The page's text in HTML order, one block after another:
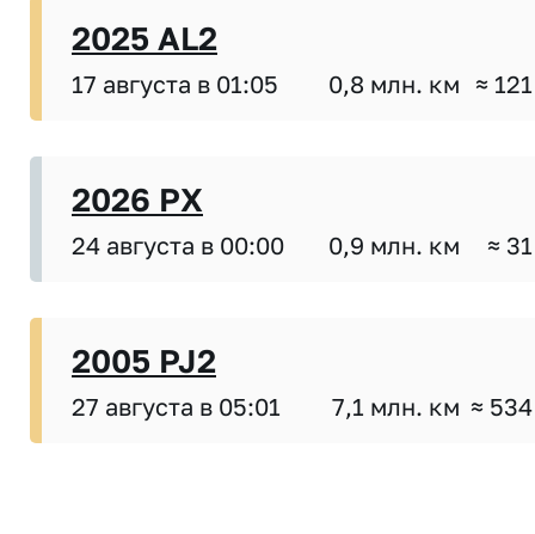
2025 AL2
17 августа в 01:05 0,8 млн. км ≈
2026 PX
24 августа в 00:00 0,9 млн. км ≈
2005 PJ2
27 августа в 05:01 7,1 млн. км ≈